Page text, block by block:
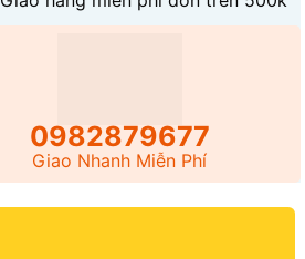
0982879677
Giao Nhanh Miễn Phí